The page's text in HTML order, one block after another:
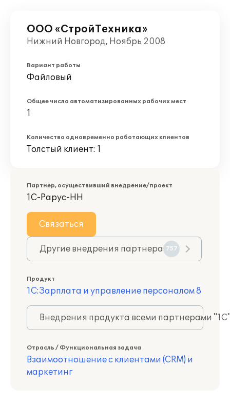
ООО «СтройТехника»
Нижний Новгород, Ноябрь 2008
Вариант работы
Файловый
Общее число автоматизированных рабочих мест
1
Количество одновременно работающих клиентов
Толстый клиент: 1
Партнер, осуществивший внедрение/проект
1С-Рарус-НН
Связаться
Другие внедрения партнера 757
Продукт
1С:Зарплата и управление персоналом 8
Внедрения продукта всеми партнерами
Отрасль / Функциональная задача
Взаимоотношение с клиентами (CRM) и
маркетинг